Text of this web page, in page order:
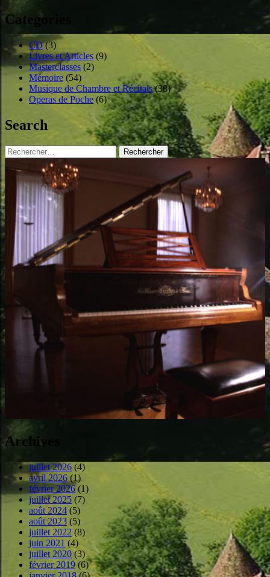
Categories
CD(3)
Livres et Articles (9)
Masterclasses (2)
Mémoire (54)
Musique de Chambre et Récitals(38)
Operas de Poche (6)
Search
Rechercher :
Archives
juillet 2026 (4)
avril 2026 (1)
février 2026(1)
juillet 2025 (7)
août 2024 (5)
août 2023 (5)
juillet 2022 (8)
juin 2021 (4)
juillet 2020 (3)
février 2019 (6)